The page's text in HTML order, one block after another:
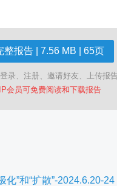
整报告 | 7.56 MB | 65页
录、注册、邀请好友、上传报
会员可免费阅读和下载报告
”和“扩散”-2024.6.20-24